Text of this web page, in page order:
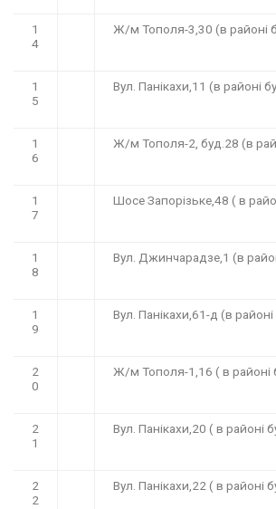
1
4
Ж/м Тополя-3,30 (в районі
1
5
Вул. Панікахи,11 (в районі
1
6
Ж/м Тополя-2, буд.28 (в
1
7
Шосе Запорізьке,48 ( в
1
8
Вул. Джинчарадзе,1 (в
1
9
Вул. Панікахи,61-д (в
2
0
Ж/м Тополя-1,16 ( в районі
2
1
Вул. Панікахи,20 ( в районі
2
2
Вул. Панікахи,22 ( в районі